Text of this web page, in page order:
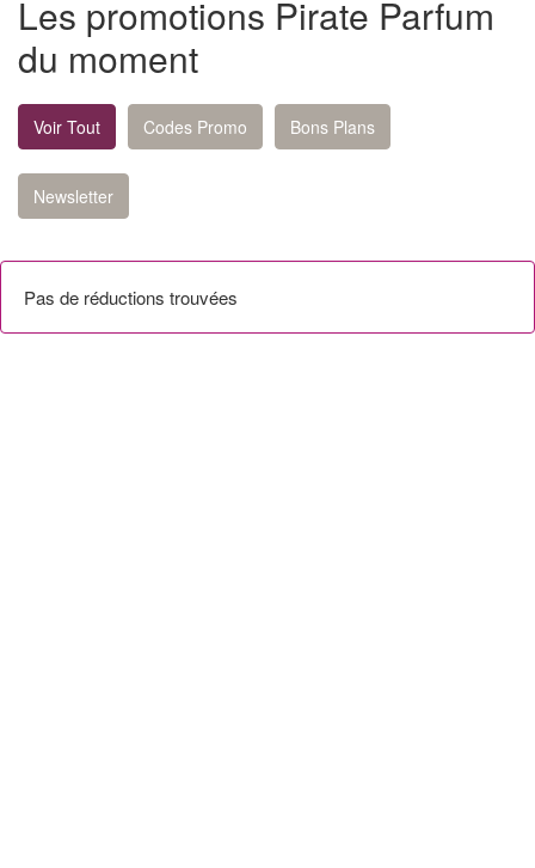
Les promotions Pirate Parfum
du moment
Voir Tout Codes Promo Bons Plans
Newsletter
Pas de réductions trouvées